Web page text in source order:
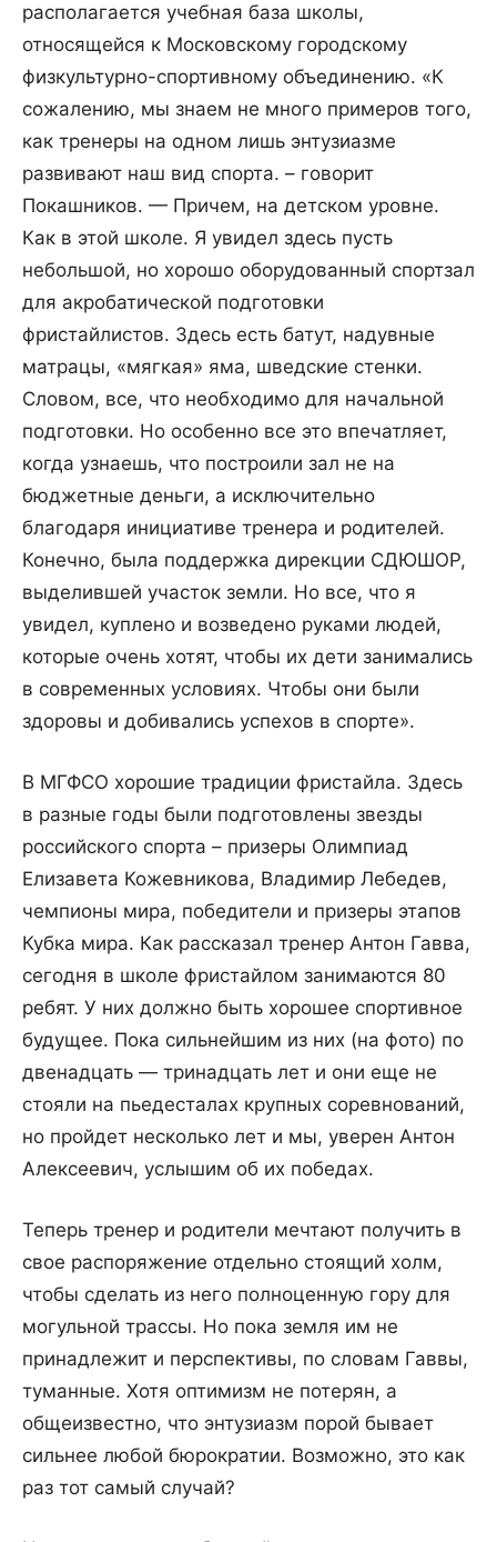
располагается учебная база школы,
относящейся к Московскому городскому
физкультурно-спортивному объединению. «К
сожалению, мы знаем не много примеров того,
как тренеры на одном лишь энтузиазме
развивают наш вид спорта. – говорит
Покашников. — Причем, на детском уровне.
Как в этой школе. Я увидел здесь пусть
небольшой, но хорошо оборудованный спортзал
для акробатической подготовки
фристайлистов. Здесь есть батут, надувные
матрацы, «мягкая» яма, шведские стенки.
Словом, все, что необходимо для начальной
подготовки. Но особенно все это впечатляет,
когда узнаешь, что построили зал не на
бюджетные деньги, а исключительно
благодаря инициативе тренера и родителей.
Конечно, была поддержка дирекции СДЮШОР,
выделившей участок земли. Но все, что я
увидел, куплено и возведено руками людей,
которые очень хотят, чтобы их дети занимались
в современных условиях. Чтобы они были
здоровы и добивались успехов в спорте».
В МГФСО хорошие традиции фристайла. Здесь
в разные годы были подготовлены звезды
российского спорта – призеры Олимпиад
Елизавета Кожевникова, Владимир Лебедев,
чемпионы мира, победители и призеры этапов
Кубка мира. Как рассказал тренер Антон Гавва,
сегодня в школе фристайлом занимаются 80
ребят. У них должно быть хорошее спортивное
будущее. Пока сильнейшим из них (на фото) по
двенадцать — тринадцать лет и они еще не
стояли на пьедесталах крупных соревнований,
но пройдет несколько лет и мы, уверен Антон
Алексеевич, услышим об их победах.
Теперь тренер и родители мечтают получить в
свое распоряжение отдельно стоящий холм,
чтобы сделать из него полноценную гору для
могульной трассы. Но пока земля им не
принадлежит и перспективы, по словам Гаввы,
туманные. Хотя оптимизм не потерян, а
общеизвестно, что энтузиазм порой бывает
сильнее любой бюрократии. Возможно, это как
раз тот самый случай?